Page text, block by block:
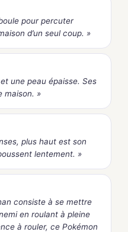
pour percuter
d’un seul coup. »
une peau épaisse. Ses
maison. »
plus haut est son
lentement. »
consiste à se mettre
en roulant à pleine
à rouler, ce Pokémon